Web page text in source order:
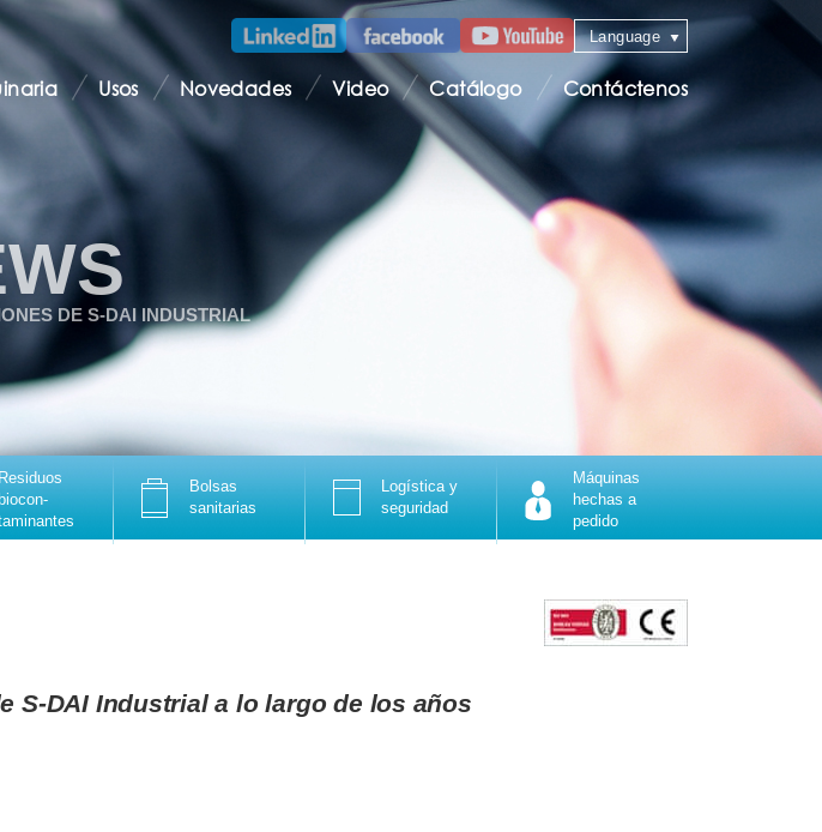
Usos Novedades Video Catálogo Contáctenos
Language
DE S-DAI INDUSTRIAL
Residuos
biocon-
Bolsas
sanitarias
Logística y
seguridad
Máquinas
hechas a
pedido
S-DAI Industrial a lo largo de los años